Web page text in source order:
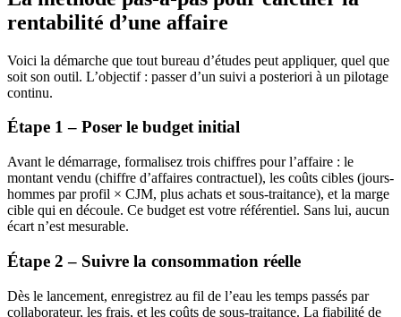
rentabilité d’une affaire
Voici la démarche que tout bureau d’études peut appliquer, quel que
soit son outil. L’objectif : passer d’un suivi a posteriori à un pilotage
continu.
Étape 1 – Poser le budget initial
Avant le démarrage, formalisez trois chiffres pour l’affaire : le
montant vendu (chiffre d’affaires contractuel), les coûts cibles (jours-
hommes par profil × CJM, plus achats et sous-traitance), et la marge
cible qui en découle. Ce budget est votre référentiel. Sans lui, aucun
écart n’est mesurable.
Étape 2 – Suivre la consommation réelle
Dès le lancement, enregistrez au fil de l’eau les temps passés par
collaborateur, les frais, et les coûts de sous-traitance. La fiabilité de